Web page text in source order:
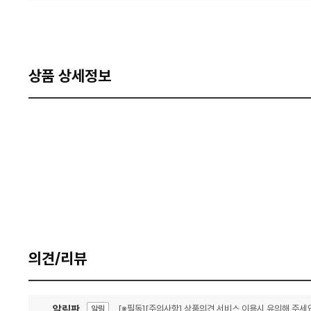
상품 상세정보
의견/리뷰
알림 [※필독][주의사항] 상품의견 서비스 이용시 유의해 주세